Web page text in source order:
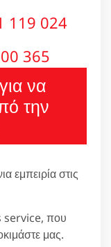
119 024
365
να
την
εμπειρία στις
service, που
μας.